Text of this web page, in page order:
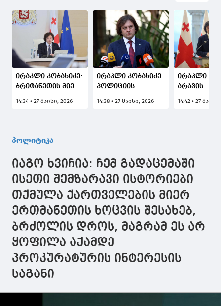
ირაკლი კობახიძე:
ბრიტანეთის მიერ
სამი კომპანიის
არ არის,
ჰქონდა
რეაგირება,
დანარჩენი არ
არის საინტერესო,
ეს ბრიტანული
ხელისუფლების
საქმეა
14:34 • 27 მაისი, 2026
ირაკლი კობახიძე
პოლიციის
მოქალაქეზე
მიუღებელი
კადრებია და რა
თქმა უნდა,
შესაბამის
სახელმწიფო
უწყებებს ექნებათ
სათანადო
14:38 • 27 მაისი, 2026
ირაკლი
არავის
მიუღებელი
დასტურია -
პირდაპირ
"დიფ
14:42 • 27
პოლიტიკა
იაგო ხვიჩია: ჩემ გადაცემაში
ისეთი შემზარავი ისტორიები
თქმულა ქართველების მიერ
ერთმანეთის ხოცვის შესახებ,
ბრძოლის დროს, მაგრამ ეს არ
ყოფილა აქამდე
პროკურატურის ინტერესის
საგანი